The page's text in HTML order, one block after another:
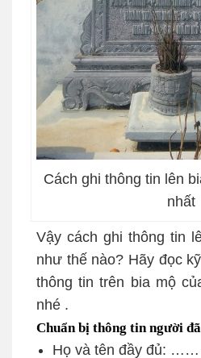
Cách ghi thông tin lên
nhất
Vậy cách ghi thông tin
như thế nào? Hãy đọc
thông tin trên bia mộ
nhé .
Chuẩn bị thông tin người
Họ và tên đầy đủ: